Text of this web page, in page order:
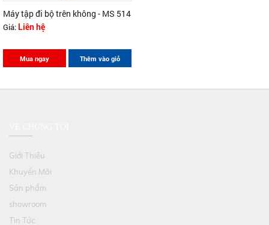
Máy tập đi bộ trên không - MS 514
Giá: Liên hệ
Mua ngay Thêm vào giỏ
Giới Thiệu
Khuyến Mãi
Sản phẩm
showroom
Tin Tức